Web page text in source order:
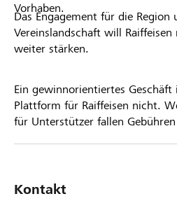
Vorhaben.
Das Engagement für die Region
Vereinslandschaft will
weiter stärken.
Ein gewinnorientiertes
Plattform für Raiffeisen nicht.
für Unterstützer fallen
Kontakt